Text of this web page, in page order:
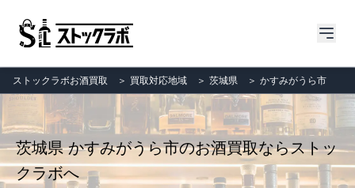
ストックラボお酒買取 ＞ 買取対応地域 ＞ 茨城県 ＞ かすみがうら市
茨城県 かすみがうら市のお酒買取ならストッ
クラボへ